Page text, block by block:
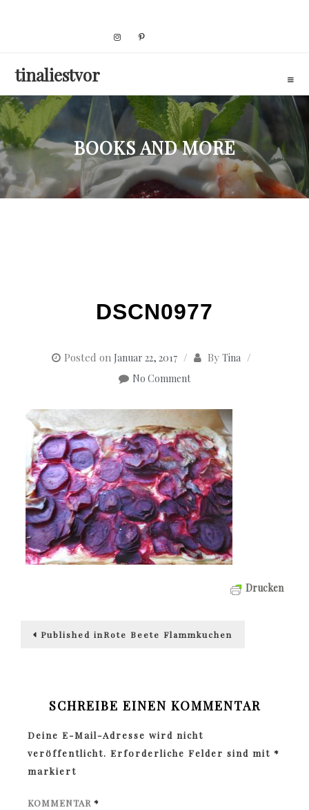
tinaliestvor
BOOKS AND MORE
DSCN0977
Posted on Januar 22, 2017 By Tina
No Comment
Drucken
Beitragsnavigation
Published inRote Beete Flammkuchen
SCHREIBE EINEN KOMMENTAR
Deine E-Mail-Adresse wird nicht
veröffentlicht. Erforderliche Felder sind mit *
markiert
KOMMENTAR *